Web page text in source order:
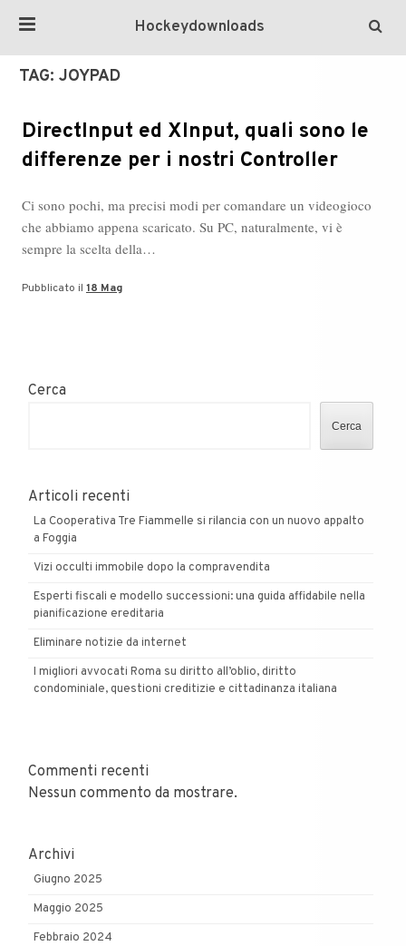
Hockeydownloads
TAG: JOYPAD
DirectInput ed XInput, quali sono le
differenze per i nostri Controller
Ci sono pochi, ma precisi modi per comandare un videogioco
che abbiamo appena scaricato. Su PC, naturalmente, vi è
sempre la scelta della…
Pubblicato il 18 Mag
Cerca
Cerca
Articoli recenti
La Cooperativa Tre Fiammelle si rilancia con un nuovo appalto
a Foggia
Vizi occulti immobile dopo la compravendita
Esperti fiscali e modello successioni: una guida affidabile nella
pianificazione ereditaria
Eliminare notizie da internet
I migliori avvocati Roma su diritto all’oblio, diritto
condominiale, questioni creditizie e cittadinanza italiana
Commenti recenti
Nessun commento da mostrare.
Archivi
Giugno 2025
Maggio 2025
Febbraio 2024